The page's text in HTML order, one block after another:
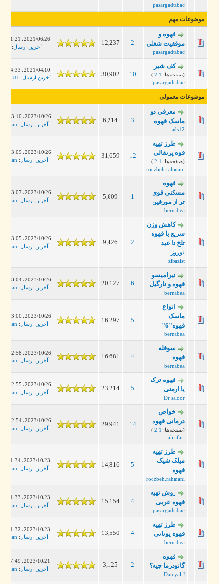
pasargadtabac
موضوعات مهم
قهوه و
موفقیت شغلی
pasargadtabac
2
12,237
2021/06/26، 11:21 PM
آخرین ارسال :
jergis
کف شیر
(صفحه‌ها:1
2
)
pasargadtabac
30,902
2021/04/10، 04:33 PM
آخرین ارسال :
HERCUL
موضوعات معمولی
معرفی دو
ماسک قهوه
6,214
2023/10/26، 03:10 AM
آخرین ارسال :
leanman
طرز تهیه
قوه پرتقالی
(صفحه‌ها:1
2
)
roozbeh.rahmani
31,659
2023/10/26، 03:09 AM
آخرین ارسال :
leanman
قهوه
مسکنی قوی
تر از مورفین
bernabea
5,609
2023/10/26، 03:07 AM
آخرین ارسال :
leanman
کاهش وزن
سریع با قهوه
تلخ تا عید
zibazist
9,426
2023/10/26، 03:05 AM
آخرین ارسال :
leanman
تیرامیسو
قهوه و نارگیل
bernabea
20,127
2023/10/26، 03:04 AM
آخرین ارسال :
leanman
انواع
ماسک
قهوه"6"
bernabea
16,297
2023/10/26، 03:00 AM
آخرین ارسال :
leanman
سوفله
قهوه
bernabea
16,681
2023/10/26، 02:58 AM
آخرین ارسال :
leanman
قهوه ترک
یا ارمنی
Dr saloor
23,214
2023/10/26، 02:55 AM
آخرین ارسال :
leanman
خواص
درمانی قهوه
(صفحه‌ها:1
2
)
alijafari
29,941
2023/10/26، 02:54 AM
آخرین ارسال :
leanman
طرز تهیه
میلک شیک
قهوه
roozbeh.rahmani
14,816
2023/10/23، 11:34 PM
آخرین ارسال :
leanman
روش تهیه
قهوه عربی
pasargadtabac
15,154
2023/10/23، 11:33 PM
آخرین ارسال :
leanman
طرز تهیه
قهوه یونانی
bernabea
13,550
2023/10/23، 11:32 PM
آخرین ارسال :
leanman
قهوه
گانودرما چیه؟
Daniyal.J
3,125
2023/10/21، 07:49 PM
آخرین ارسال :
leanman